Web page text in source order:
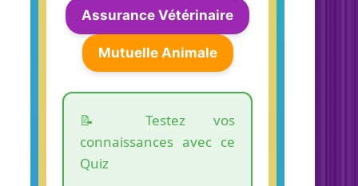
Assurance Vétérinaire
Mutuelle Animale
📝 Testez vos
connaissances avec ce
Quiz